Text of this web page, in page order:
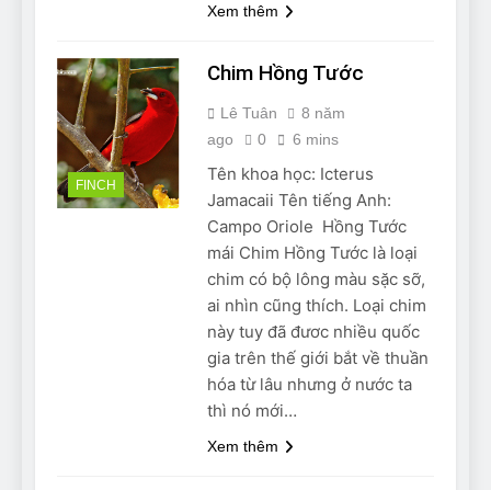
Xem thêm
FINCH
Chim Hồng Tước
Lê Tuân
8 năm
ago
0 6 mins
Tên khoa học: Icterus
Jamacaii Tên tiếng Anh:
Campo Oriole ​ Hồng Tước
mái Chim Hồng Tước là loại
chim có bộ lông màu sặc sỡ,
ai nhìn cũng thích. Loại chim
này tuy đã đươc nhiều quốc
gia trên thế giới bắt về thuần
hóa từ lâu nhưng ở nước ta
thì nó mới…
Xem thêm